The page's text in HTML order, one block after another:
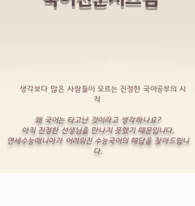
생각보다 많은 사람들이 모르는 진정한 국어공부의 시
작
왜 국어는 타고난 것이라고 생각하나요?
아직 진정한 선생님을 만나지 못했기 때문입니다.
연세수능매니아가 어려워진 수능국어의 해답을 찾아드립니
다.